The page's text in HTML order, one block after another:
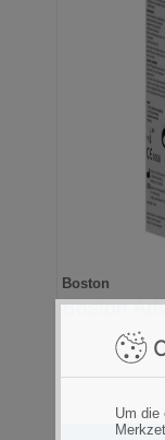
Um die
Boston
Boston